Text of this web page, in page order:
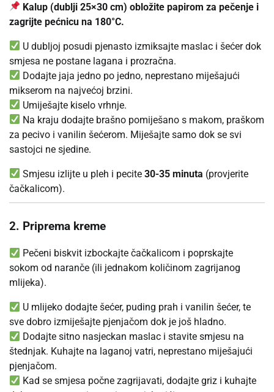
Kalup (dublji 25×30 cm) obložite papirom za pečenje i
zagrijte pećnicu na 180°C.
U dubljoj posudi pjenasto izmiksajte maslac i šećer dok
smjesa ne postane lagana i prozračna.
Dodajte jaja jedno po jedno, neprestano miješajući
mikserom na najvećoj brzini.
Umiješajte kiselo vrhnje.
Na kraju dodajte brašno pomiješano s makom, praškom
za pecivo i vanilin šećerom. Miješajte samo dok se svi
sastojci ne sjedine.
Smjesu izlijte u pleh i pecite30-35 minuta (provjerite
čačkalicom).
2. Priprema kreme
Pečeni biskvit izbockajte čačkalicom i poprskajte
sokom od naranče (ili jednakom količinom zagrijanog
mlijeka).
U mlijeko dodajte šećer, puding prah i vanilin šećer, te
sve dobro izmiješajte pjenjačom dok je još hladno.
Dodajte sitno nasjeckan maslac i stavite smjesu na
štednjak. Kuhajte na laganoj vatri, neprestano miješajući
pjenjačom.
Kad se smjesa počne zagrijavati, dodajte griz i kuhajte